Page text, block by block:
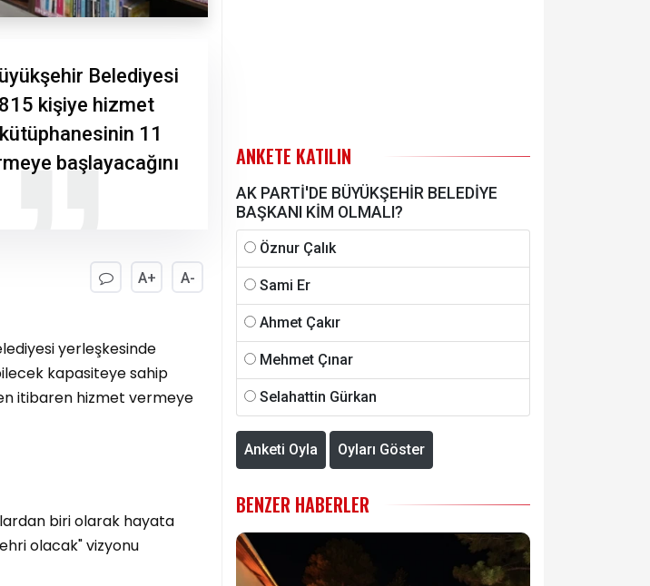
Belediyesi
kişiye hizmet
11
başlayacağını
A+ A-
yerleşkesinde
kapasiteye sahip
itibaren hizmet vermeye
biri olarak hayata
olacak" vizyonu
ANKETE KATILIN
AK PARTİ'DE BÜYÜKŞEHİR BELEDİYE
BAŞKANI KİM OLMALI?
Öznur Çalık
Sami Er
Ahmet Çakır
Mehmet Çınar
Selahattin Gürkan
Anketi Oyla Oyları Göster
BENZER HABERLER